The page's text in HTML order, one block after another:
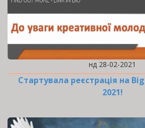
нд 28-02-2021
Стартувала реєстрація на
2021!